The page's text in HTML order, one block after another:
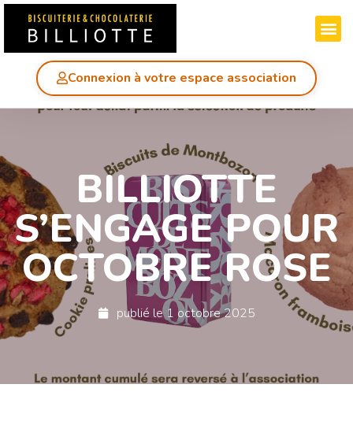
Connexion à votre espace association
BILLIOTTE
S’ENGAGE POUR
OCTOBRE ROSE
publié le 1 octobre 2025